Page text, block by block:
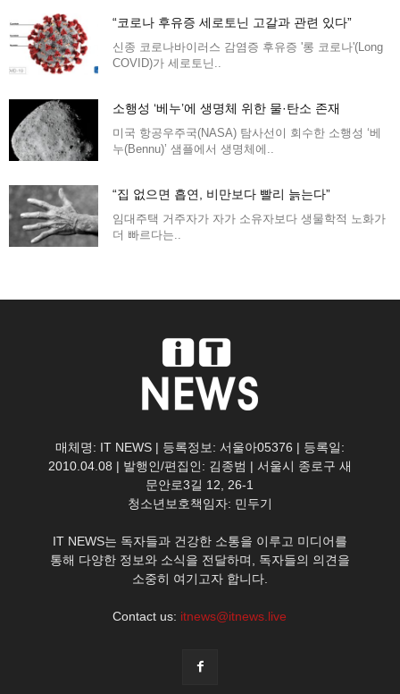
“코로나 후유증 세로토닌 고갈과 관련 있다”
신종 코로나바이러스 감염증 후유증 '롱 코로나'(Long
COVID)가 세로토닌..
소행성 ‘베누’에 생명체 위한 물·탄소 존재
미국 항공우주국(NASA) 탐사선이 회수한 소행성 ‘베
누(Bennu)’ 샘플에서 생명체에..
“집 없으면 흡연, 비만보다 빨리 늙는다”
임대주택 거주자가 자가 소유자보다 생물학적 노화가
더 빠르다는..
매체명: IT NEWS | 등록정보: 서울아05376 | 등록일:
2010.04.08 | 발행인/편집인: 김종범 | 서울시 종로구 새
문안로3길 12, 26-1
청소년보호책임자: 민두기
IT NEWS는 독자들과 건강한 소통을 이루고 미디어를
통해 다양한 정보와 소식을 전달하며, 독자들의 의견을
소중히 여기고자 합니다.
Contact us: itnews@itnews.live